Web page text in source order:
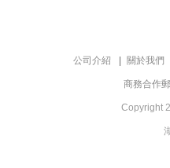
公司介紹 關於我們
商務合作
Copyright